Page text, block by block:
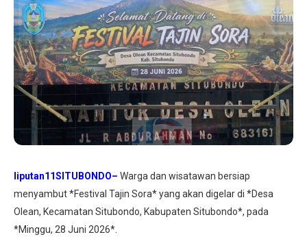
liputan11SITUBONDO– Warga dan wisatawan bersiap
menyambut *Festival Tajin Sora* yang akan digelar di *Desa
Olean, Kecamatan Situbondo, Kabupaten Situbondo*, pada
*Minggu, 28 Juni 2026*.